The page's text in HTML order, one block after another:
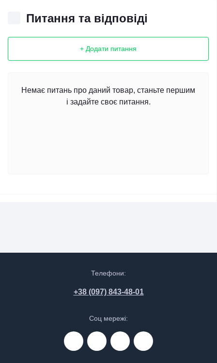
Питання та відповіді
+ Додати питання
Немає питань про даний товар, станьте першим
і задайте своє питання.
Телефони:
+38 (097) 843-48-01
Соц мережі: